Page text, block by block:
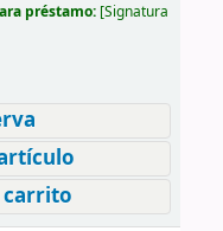
préstamo: Signatura